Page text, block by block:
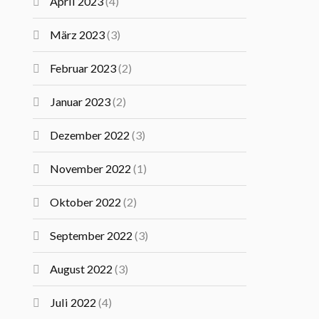
März 2023(3)
Februar 2023(2)
Januar 2023(2)
Dezember 2022 (3)
November 2022 (1)
Oktober 2022 (2)
September 2022 (3)
August 2022 (3)
Juli 2022 (4)